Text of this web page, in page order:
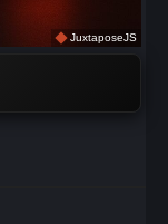
JuxtaposeJS